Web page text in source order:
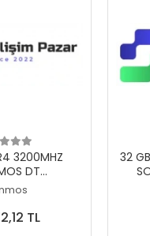
Ekle
3200MHZ
DT
TL
32